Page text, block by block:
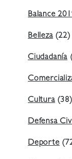
Balance
Belleza(22)
Ciudadanía
Cultura(38)
Defensa
Deporte